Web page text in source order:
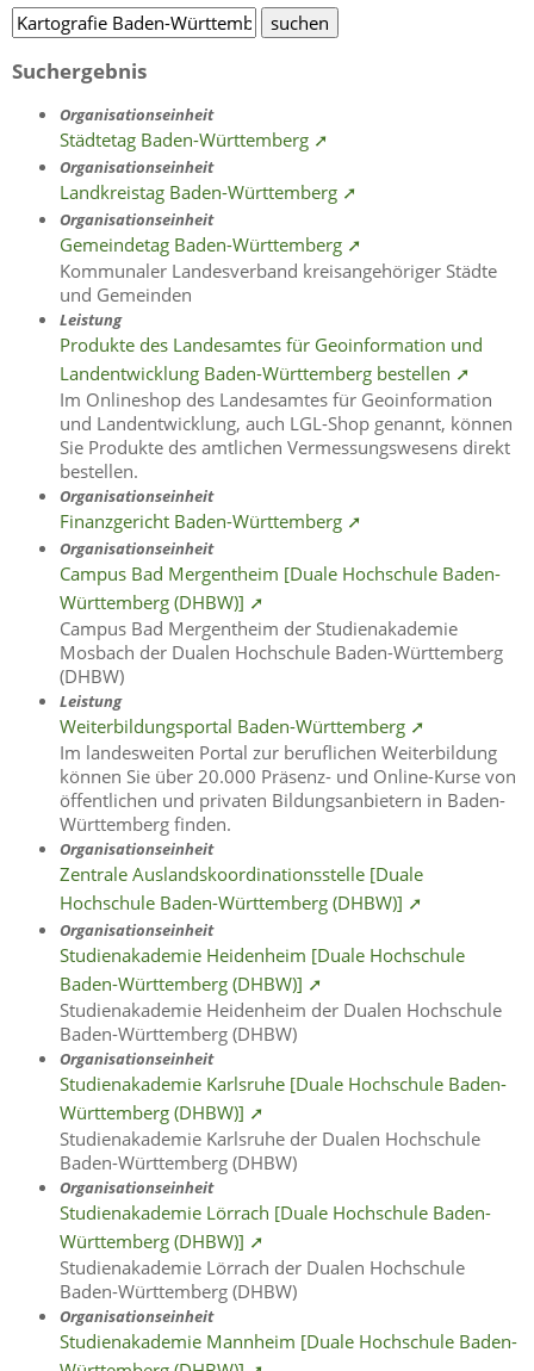
Suchergebnis
Organisationseinheit
Städtetag Baden-Württemberg ➚
Organisationseinheit
Landkreistag Baden-Württemberg ➚
Organisationseinheit
Gemeindetag Baden-Württemberg ➚
Kommunaler Landesverband kreisangehöriger Städte
und Gemeinden
Leistung
Produkte des Landesamtes für Geoinformation und
Landentwicklung Baden-Württemberg bestellen ➚
Im Onlineshop des Landesamtes für Geoinformation
und Landentwicklung, auch LGL-Shop genannt, können
Sie Produkte des amtlichen Vermessungswesens direkt
bestellen.
Organisationseinheit
Finanzgericht Baden-Württemberg ➚
Organisationseinheit
Campus Bad Mergentheim [Duale Hochschule Baden-
Württemberg (DHBW)] ➚
Campus Bad Mergentheim der Studienakademie
Mosbach der Dualen Hochschule Baden-Württemberg
(DHBW)
Leistung
Weiterbildungsportal Baden-Württemberg ➚
Im landesweiten Portal zur beruflichen Weiterbildung
können Sie über 20.000 Präsenz- und Online-Kurse von
öffentlichen und privaten Bildungsanbietern in Baden-
Württemberg finden.
Organisationseinheit
Zentrale Auslandskoordinationsstelle [Duale
Hochschule Baden-Württemberg (DHBW)] ➚
Organisationseinheit
Studienakademie Heidenheim [Duale Hochschule
Baden-Württemberg (DHBW)] ➚
Studienakademie Heidenheim der Dualen Hochschule
Baden-Württemberg (DHBW)
Organisationseinheit
Studienakademie Karlsruhe [Duale Hochschule Baden-
Württemberg (DHBW)] ➚
Studienakademie Karlsruhe der Dualen Hochschule
Baden-Württemberg (DHBW)
Organisationseinheit
Studienakademie Lörrach [Duale Hochschule Baden-
Württemberg (DHBW)] ➚
Studienakademie Lörrach der Dualen Hochschule
Baden-Württemberg (DHBW)
Organisationseinheit
Studienakademie Mannheim [Duale Hochschule Baden-